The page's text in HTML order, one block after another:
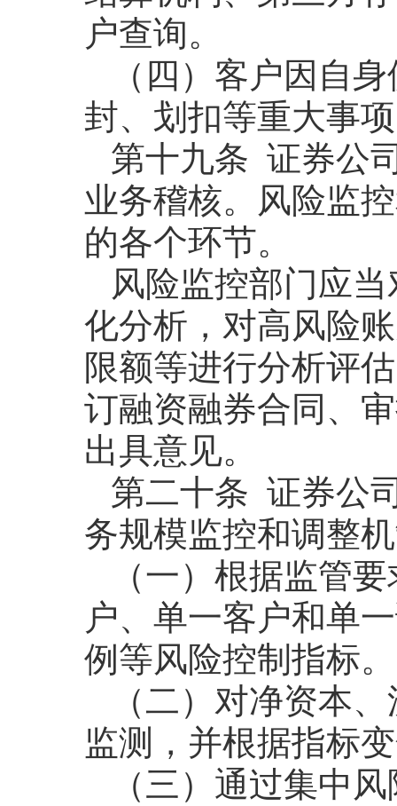
户查询。
（四）客户因自
封、划扣等重大事
第十九条 证券公
业务稽核。风险监
的各个环节。
风险监控部门应
化分析，对高风险
限额等进行分析评
订融资融券合同、
出具意见。
第二十条 证券公
务规模监控和调整
（一）根据监管
户、单一客户和单
例等风险控制指标。
（二）对净资本
监测，并根据指标
（三）通过集中